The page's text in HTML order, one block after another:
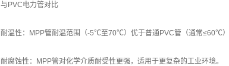
与PVC电力管对比
耐温性：MPP管耐温范围（-5℃至70℃）优于普通PVC管（通常≤60℃
耐腐蚀性：MPP管对化学介质耐受性更强，适用于更复杂的工业环境。